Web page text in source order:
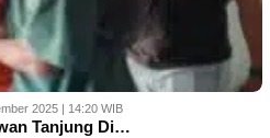
2025 | 14:20 WIB
Tanjung Di…